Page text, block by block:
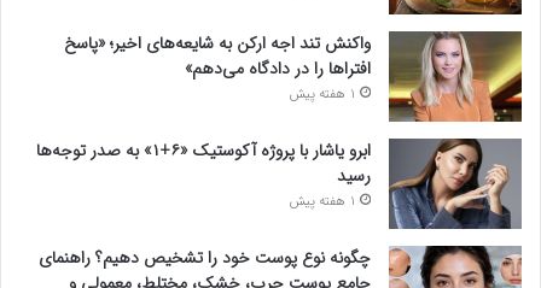
واکنش تند اجه ارکن به شایعه‌های اخیر؛ «پاسخ
افتراها را در دادگاه می‌دهم»
1 هفته پیش
ابرو یاشار با پروژه آکوستیک «۶+۱» به صدر توجه‌ها
رسید
1 هفته پیش
چگونه نوع پوست خود را تشخیص دهیم؟ راهنمای